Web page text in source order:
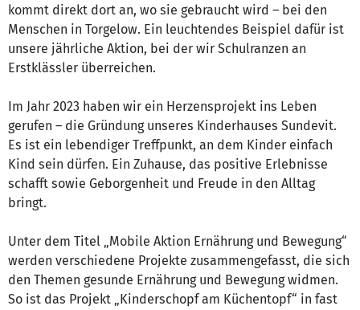
kommt direkt dort an, wo sie gebraucht wird – bei den
Menschen in Torgelow. Ein leuchtendes Beispiel dafür ist
unsere jährliche Aktion, bei der wir Schulranzen an
Erstklässler überreichen.
Im Jahr 2023 haben wir ein Herzensprojekt ins Leben
gerufen – die Gründung unseres Kinderhauses Sundevit.
Es ist ein lebendiger Treffpunkt, an dem Kinder einfach
Kind sein dürfen. Ein Zuhause, das positive Erlebnisse
schafft sowie Geborgenheit und Freude in den Alltag
bringt.
Unter dem Titel „Mobile Aktion Ernährung und Bewegung“
werden verschiedene Projekte zusammengefasst, die sich
den Themen gesunde Ernährung und Bewegung widmen.
So ist das Projekt „Kinderschopf am Küchentopf“ in fast